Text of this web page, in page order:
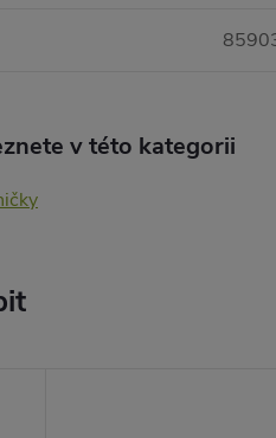
v této kategorii